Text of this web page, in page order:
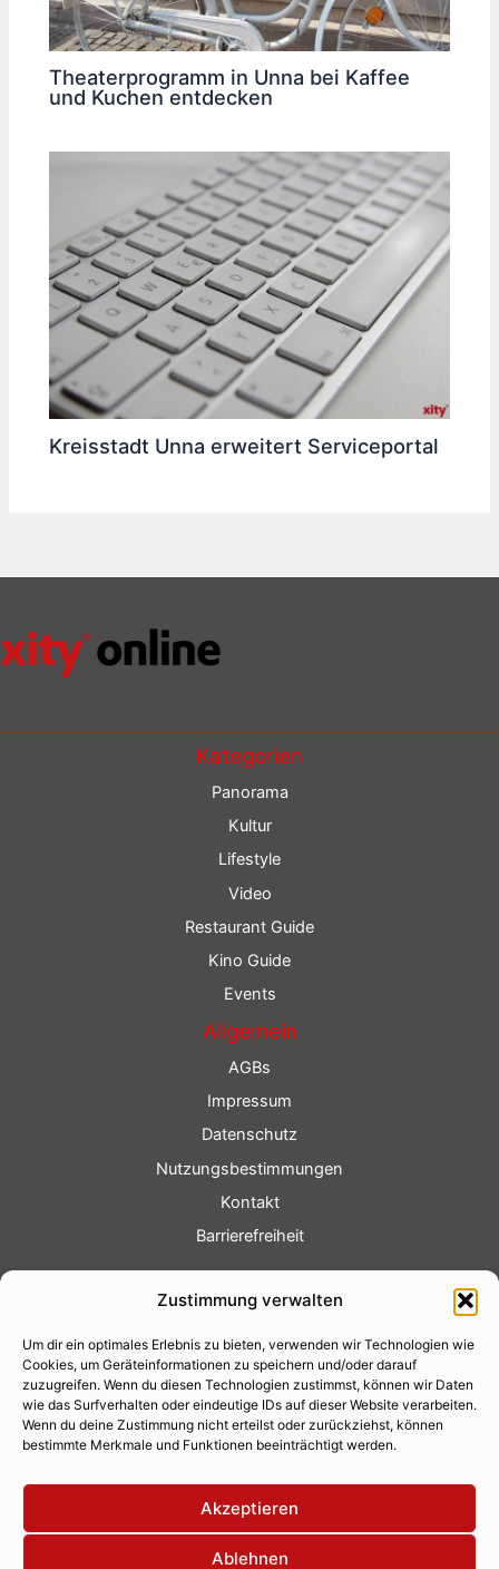
Zustimmung verwalten
Um dir ein optimales Erlebnis zu bieten, verwenden wir Technologien wie
Cookies, um Geräteinformationen zu speichern und/oder darauf
zuzugreifen. Wenn du diesen Technologien zustimmst, können wir Daten
wie das Surfverhalten oder eindeutige IDs auf dieser Website verarbeiten.
Wenn du deine Zustimmung nicht erteilst oder zurückziehst, können
bestimmte Merkmale und Funktionen beeinträchtigt werden.
Akzeptieren
Ablehnen
Theaterprogramm in Unna bei Kaffee
und Kuchen entdecken
Kreisstadt Unna erweitert Serviceportal
Kategorien
Panorama
Kultur
Lifestyle
Video
Restaurant Guide
Kino Guide
Events
Allgemein
AGBs
Impressum
Datenschutz
Nutzungsbestimmungen
Kontakt
Barrierefreiheit
Fotoservice
Videoservice
Werbung
Contenterstellung
Lokalnachrichten
Lokalfernsehen
Eventkalender